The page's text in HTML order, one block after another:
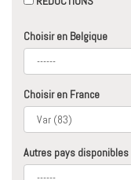
Choisir en Belgique
Choisir en France
Autres pays disponibles